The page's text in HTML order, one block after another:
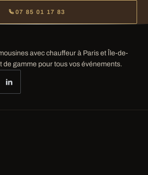
07 85 01 17 83
avec chauffeur à Paris et Île-de-
de gamme pour tous vos événements.